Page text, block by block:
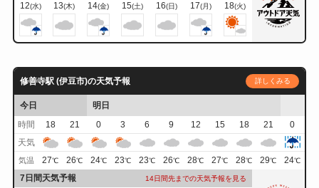
12(水) 13(木) 14(金) 15(土) 16(日) 17(月) 18(火)
修善寺駅 (伊豆市)の天気予報 詳しくみる
今日
明日
時間
18 21 0 3 6 9 12 15 18 21
0
天気
気温 27℃ 26℃ 24℃ 23℃ 23℃ 26℃ 28℃ 27℃ 28℃ 29℃ 24℃
7日間天気予報 14日間先までの天気予報を見る